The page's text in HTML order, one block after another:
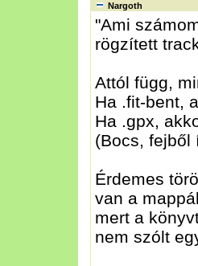
Nargoth
"Ami
rögzített
Attól függ,
Ha .fit-bent,
Ha .gpx,
(Bocs, fejből
Érdemes
van a
mert a
nem szólt